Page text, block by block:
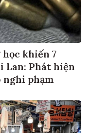
khiến 7
Lan: Phát hiện
nghi phạm